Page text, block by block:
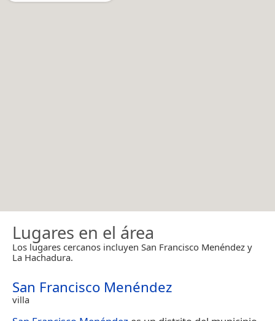
Lugares en el área
Los lugares cercanos incluyen San Francisco Menéndez y
La Hachadura.
San Francisco Menéndez
villa